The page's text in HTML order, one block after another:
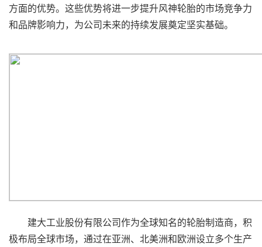
方面的优势。这些优势将进一步提升风神轮胎的市场竞争力
和品牌影响力，为公司未来的持续发展奠定坚实基础。
建大工业股份有限公司作为全球知名的轮胎制造商，积
极布局全球市场，通过在亚洲、北美洲和欧洲设立多个生产